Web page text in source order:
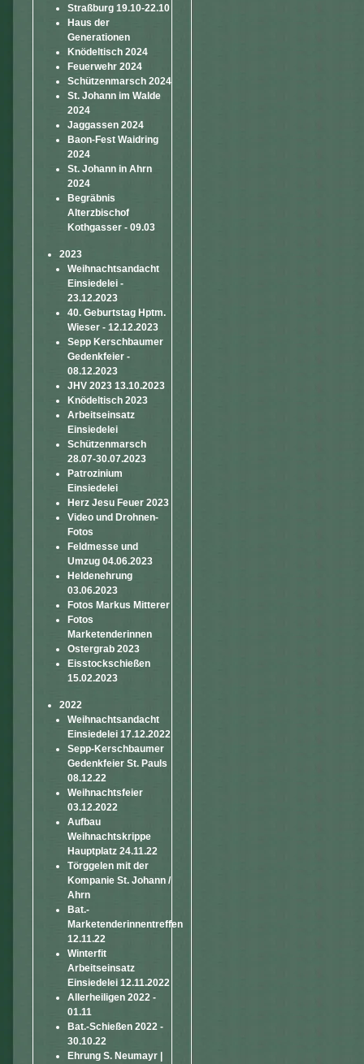
Straßburg 19.10-22.10
Haus der
Generationen
Knödeltisch 2024
Feuerwehr 2024
Schützenmarsch 2024
St. Johann im Walde
2024
Jaggassen 2024
Baon-Fest Waidring
2024
St. Johann in Ahrn
2024
Begräbnis
Alterzbischof
Kothgasser - 09.03
2023
Weihnachtsandacht
Einsiedelei -
23.12.2023
40. Geburtstag Hptm.
Wieser - 12.12.2023
Sepp Kerschbaumer
Gedenkfeier -
08.12.2023
JHV 2023 13.10.2023
Knödeltisch 2023
Arbeitseinsatz
Einsiedelei
Schützenmarsch
28.07-30.07.2023
Patrozinium
Einsiedelei
Herz Jesu Feuer 2023
Video und Drohnen-
Fotos
Feldmesse und
Umzug 04.06.2023
Heldenehrung
03.06.2023
Fotos Markus Mitterer
Fotos
Marketenderinnen
Ostergrab 2023
Eisstockschießen
15.02.2023
2022
Weihnachtsandacht
Einsiedelei 17.12.2022
Sepp-Kerschbaumer
Gedenkfeier St. Pauls
08.12.22
Weihnachtsfeier
03.12.2022
Aufbau
Weihnachtskrippe
Hauptplatz 24.11.22
Törggelen mit der
Kompanie St. Johann /
Ahrn
Bat.-
Marketenderinnentreffen
12.11.22
Winterfit
Arbeitseinsatz
Einsiedelei 12.11.2022
Allerheiligen 2022 -
01.11
Bat.-Schießen 2022 -
30.10.22
Ehrung S. Neumayr |